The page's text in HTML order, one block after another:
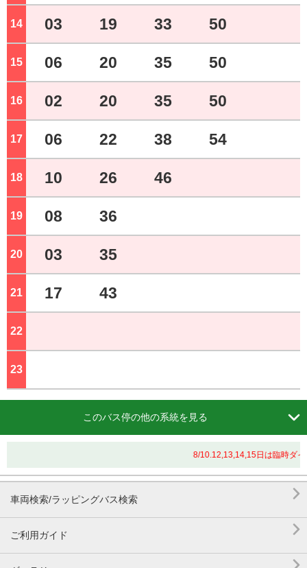
14 03 19 33 50
15 06 20 35 50
16 02 20 35 50
17 06 22 38 54
18 10 26 46
19 08 36
20 03 35
21 17 43
22
23
このバス停の他の系統を見る 
8/10.12,13,14,15日は臨時ダ
車両検索/ラッピングバス検索 
ご利用ガイド 